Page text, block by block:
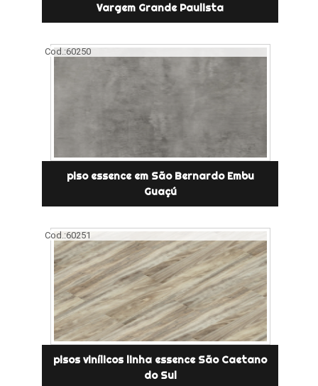
Vargem Grande Paulista
Cod.:60250
piso essence em São Bernardo Embu
Guaçú
Cod.:60251
pisos vinílicos linha essence São Caetano
do Sul